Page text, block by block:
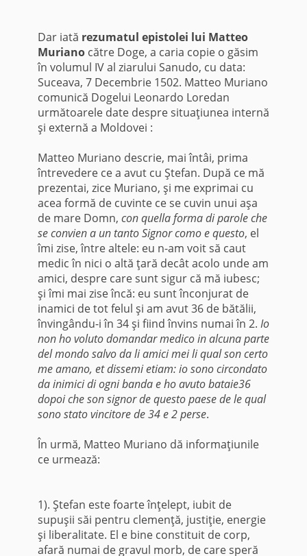
Dar iată rezumatul epistolei lui Matteo
Mu­rianocătre Doge, a caria copie o găsim
în volu­mul IV al ziarului Sanudo, cu data:
Suceava, 7 Decembrie 1502. Matteo Muriano
comunică Dogelui Leonardo Loredan
următoarele date despre situaţiunea internă
şi externă a Moldovei :
Matteo Muriano descrie, mai întâi, prima
între­vedere ce a avut cu Ştefan. După ce mă
prezentai, zice Muriano, şi me exprimai cu
acea formă de cuvinte ce se cuvin unui aşa
de mare Domn, con quella forma di parole che
se convien a un tanto Signor como e questo, el
îmi zise, între altele: eu n-am voit să caut
medic în nici o altă ţară decât acolo unde am
amici, despre care sunt sigur că mă iubesc;
şi îmi mai zise încă: eu sunt înconjurat de
inamici de tot felul şi am avut 36 de bătălii,
învingându-i în 34 şi fiind învins numai în 2. Io
non ho voluto domandarme­dico inalcuna parte
del mondo salvo da liamicimei li qualsoncerto
me amano, et dissemi etiam:io sono circondato
da inimici di ogni banda e ho avutobataie36
dopoi chesonsignor de questo paese de le qual
sono stato vincitore de 34 e2perse.
În urmă, Matteo Muriano dă informaţiunile
ce urmează:
1). Ştefan este foarte înţelept, iubit de
supuşii săi pentru clemenţă, justiţie, energie
şi liberalitate. El e bine constituit de corp,
afară numai de gravul morb, de care speră